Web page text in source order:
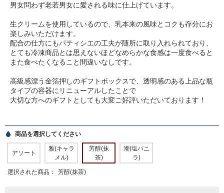
男女問わず老若男女に愛される味に仕上げています。
生クリームを使用しているので、乳本来の風味とコクも存分にお
楽しみいただけます。
配合の仕方にもパティシエの工夫が随所に取り入れられており、
とても冷凍商品とは思えないほどなめらかな食感は一度食べると
また食べたくなること間違いなしです。
高級感漂う金箔押しのギフトボックスで、透明感のある上品な瓶
タイプの容器にリニューアルしたことで
大切な方へのギフトとしても大変ご好評いただいております！
商品を選択してください
アソート
雅(キャラ
メル)
芳醇(抹
茶)
潮(塩バニ
ラ)
選択された商品： 芳醇(抹茶)